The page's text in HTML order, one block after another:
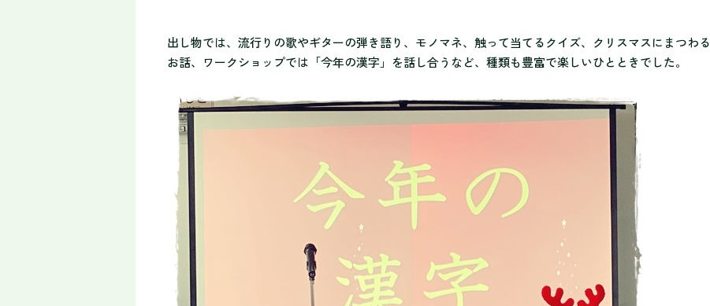
出し物では、流行りの歌やギターの弾き語り、モノマネ、触って当てるクイズ、クリスマスにまつわる
お話、ワークショップでは「今年の漢字」を話し合うなど、種類も豊富で楽しいひとときでした。